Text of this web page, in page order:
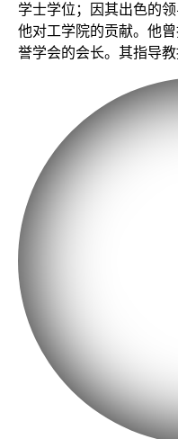
学士学位；因其出色的
他对工学院的贡献。他
誉学会的会长。其指导教